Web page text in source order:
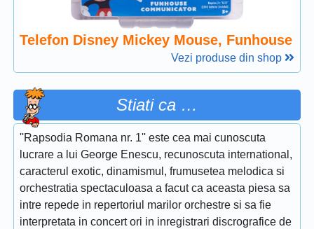
Telefon Disney Mickey Mouse, Funhouse
Vezi produse din shop
Stiati ca …
''Rapsodia Romana nr. 1'' este cea mai cunoscuta
lucrare a lui George Enescu, recunoscuta international,
caracterul exotic, dinamismul, frumusetea melodica si
orchestratia spectaculoasa a facut ca aceasta piesa sa
intre repede in repertoriul marilor orchestre si sa fie
interpretata in concert ori in inregistrari discrografice de